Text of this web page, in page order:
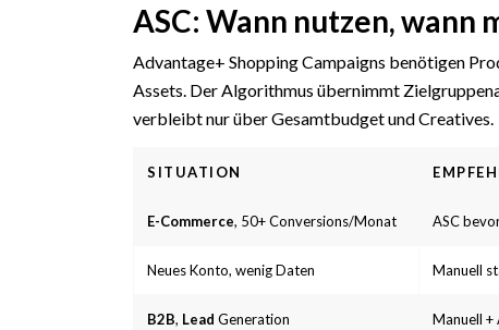
ASC: Wann nutzen, wann
Advantage+ Shopping Campaigns benötigen
Assets. Der Algorithmus übernimmt
verbleibt nur über Gesamtbudget und Creatives.
SITUATION
E-Commerce, 50+ Conversions/Monat ASC
Neues Konto, wenig Daten Manuell
B2B, Lead Generation Manuell +